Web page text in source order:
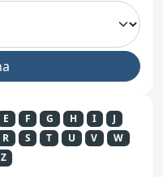
E F G H I
J
R S T U V
W
Z